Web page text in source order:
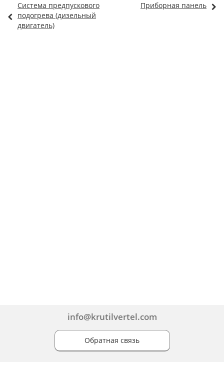
Система предпускового
подогрева (дизельный
двигатель)
Приборная панель
info@krutilvertel.com
Обратная связь